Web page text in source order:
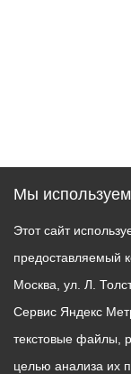
Мы
Этот сайт
предоставляемый
Москва, ул. Л.
Сервис Яндекс
текстовые файлы,
целью анализа их